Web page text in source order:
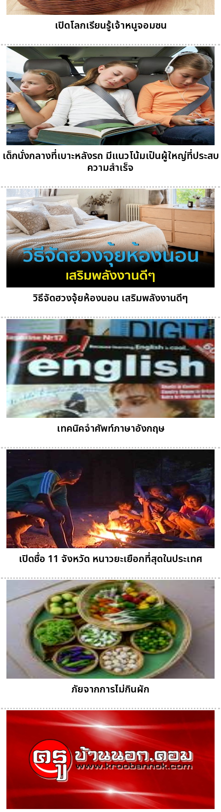
เปิดโลกเรียนรู้เจ้าหนูจอมซน
เด็กนั่งกลางที่เบาะหลังรถ มีแนวโน้มเป็นผู้ใหญ่ที่ประสบ
ความสำเร็จ
วิธีจัดฮวงจุ้ยห้องนอน เสริมพลังงานดีๆ
เทคนิคจำศัพท์ภาษาอังกฤษ
เปิดชื่อ 11 จังหวัด หนาวยะเยือกที่สุดในประเทศ
ภัยจากการไม่กินผัก